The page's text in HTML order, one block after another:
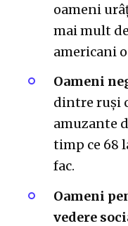
oameni
mai mult
americani o
Oameni
dintre ruși
amuzante
timp ce 68
fac.
Oameni
vedere